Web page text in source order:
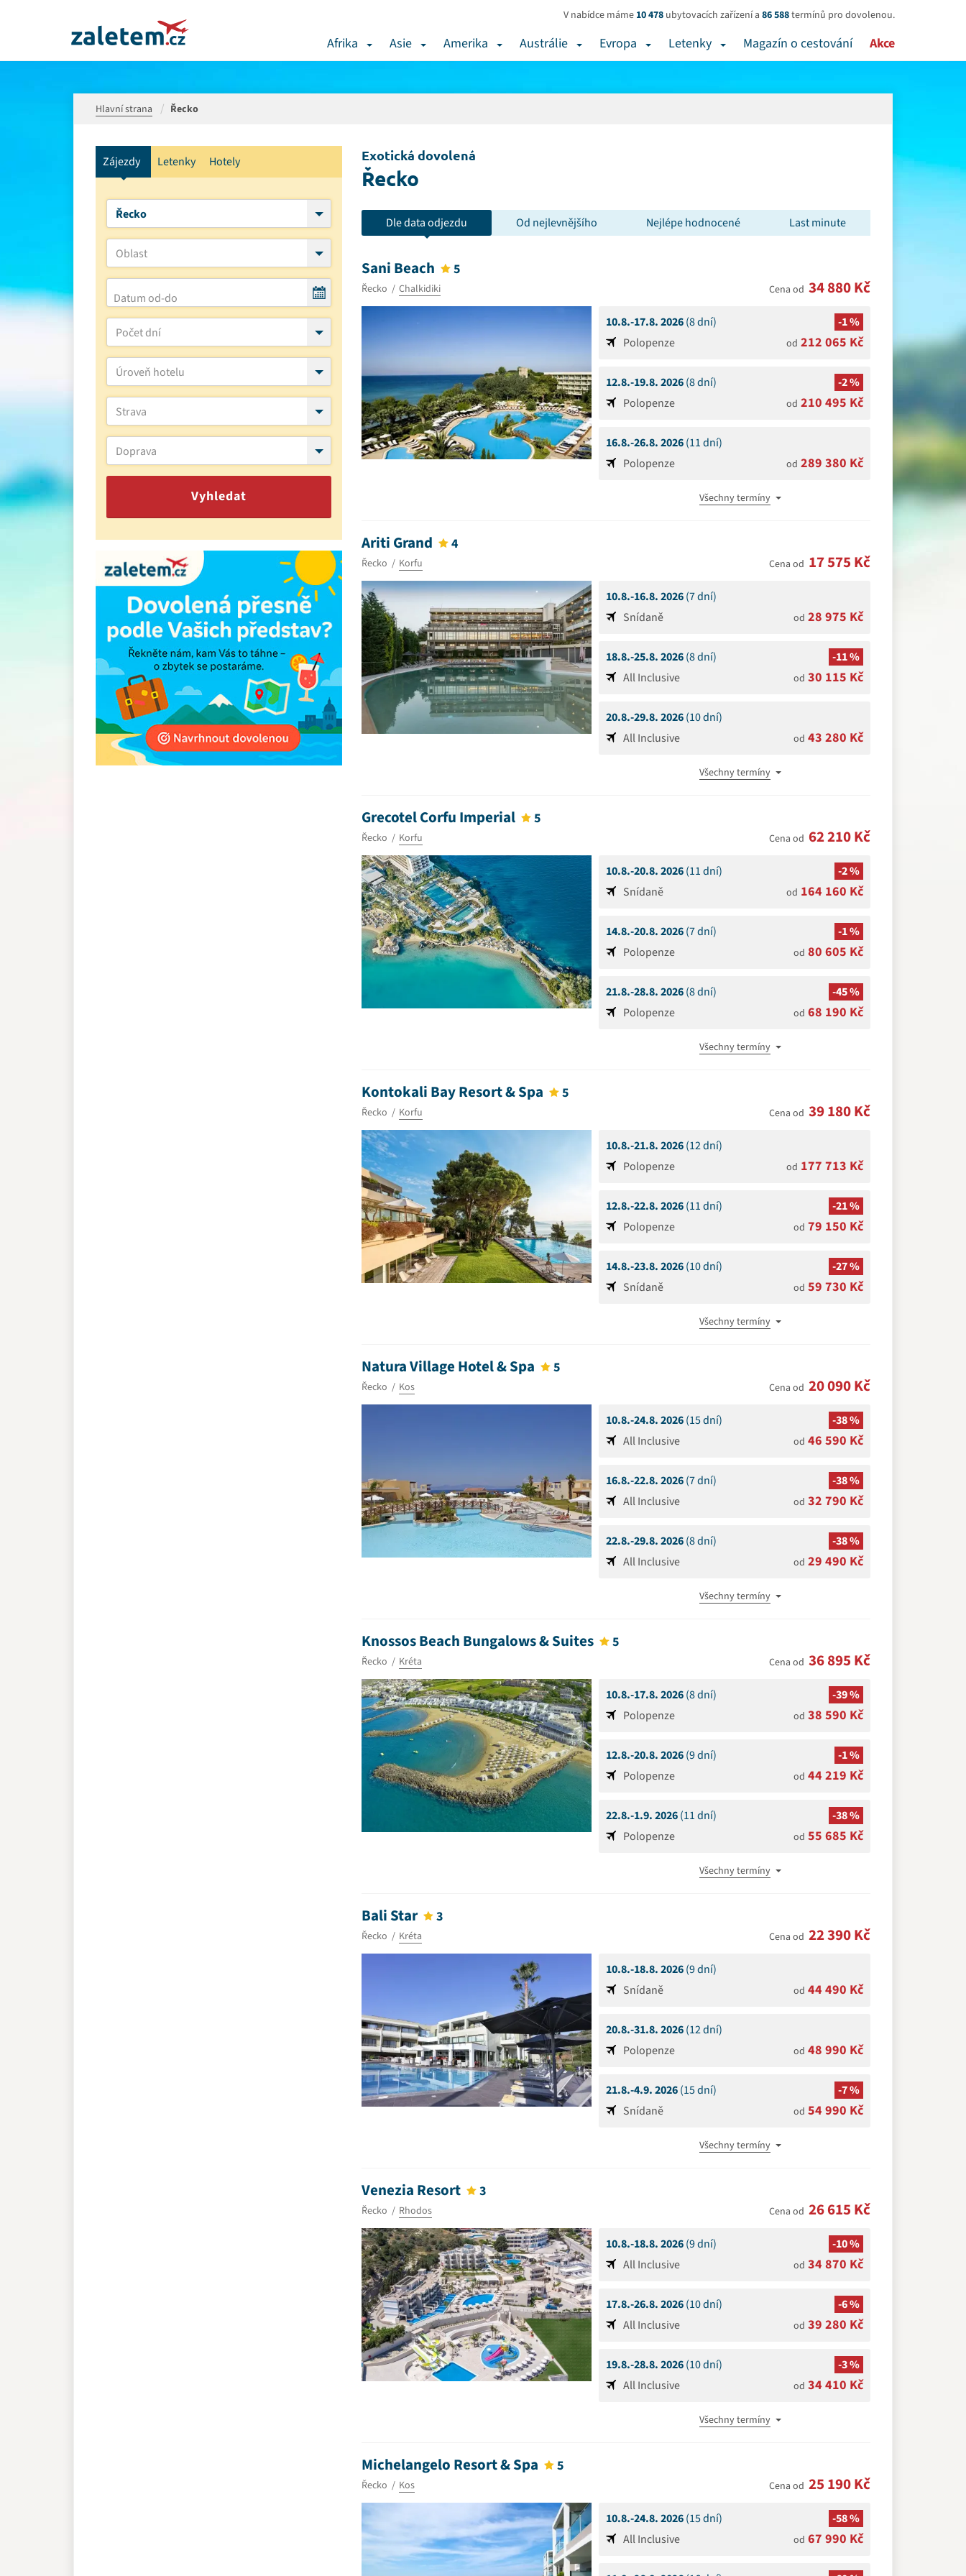
V nabídce máme 10 478 ubytovacích zařízení a 86 588termínů pro dovolenou.
Afrika Asie Amerika Austrálie Evropa Letenky Magazín o cestování Akce
Hlavní strana Řecko
Exotická dovolená
Řecko
Dle data odjezdu Od nejlevnějšího Nejlépe hodnocené Last minute
Sani Beach 5
Řecko Chalkidiki Cena od 34 880 Kč
10.8.-17.8. 2026(8 dní)
-1 %
Polopenze
od 212 065 Kč
12.8.-19.8. 2026(8 dní)
-2 %
Polopenze
od 210 495 Kč
16.8.-26.8. 2026(11 dní)
Polopenze
od 289 380 Kč
Všechny termíny
Ariti Grand 4
Řecko Korfu Cena od 17 575 Kč
10.8.-16.8. 2026(7 dní)
Snídaně
od 28 975 Kč
18.8.-25.8. 2026(8 dní)
-11 %
All Inclusive
od 30 115 Kč
20.8.-29.8. 2026(10 dní)
All Inclusive
od 43 280 Kč
Všechny termíny
Grecotel Corfu Imperial 5
Řecko Korfu Cena od 62 210 Kč
10.8.-20.8. 2026(11 dní)
-2 %
Snídaně
od 164 160 Kč
14.8.-20.8. 2026(7 dní)
-1 %
Polopenze
od 80 605 Kč
21.8.-28.8. 2026(8 dní)
-45 %
Polopenze
od 68 190 Kč
Všechny termíny
Kontokali Bay Resort & Spa 5
Řecko Korfu Cena od 39 180 Kč
10.8.-21.8. 2026(12 dní)
Polopenze
od 177 713 Kč
12.8.-22.8. 2026(11 dní)
-21 %
Polopenze
od 79 150 Kč
14.8.-23.8. 2026(10 dní)
-27 %
Snídaně
od 59 730 Kč
Všechny termíny
Natura Village Hotel & Spa 5
Řecko Kos Cena od 20 090 Kč
10.8.-24.8. 2026(15 dní)
-38 %
All Inclusive
od 46 590 Kč
16.8.-22.8. 2026(7 dní)
-38 %
All Inclusive
od 32 790 Kč
22.8.-29.8. 2026(8 dní)
-38 %
All Inclusive
od 29 490 Kč
Všechny termíny
Knossos Beach Bungalows & Suites 5
Řecko Kréta Cena od 36 895 Kč
10.8.-17.8. 2026(8 dní)
-39 %
Polopenze
od 38 590 Kč
12.8.-20.8. 2026(9 dní)
-1 %
Polopenze
od 44 219 Kč
22.8.-1.9. 2026(11 dní)
-38 %
Polopenze
od 55 685 Kč
Všechny termíny
Bali Star 3
Řecko Kréta Cena od 22 390 Kč
10.8.-18.8. 2026(9 dní)
Snídaně
od 44 490 Kč
20.8.-31.8. 2026(12 dní)
Polopenze
od 48 990 Kč
21.8.-4.9. 2026(15 dní)
-7 %
Snídaně
od 54 990 Kč
Všechny termíny
Venezia Resort 3
Řecko Rhodos Cena od 26 615 Kč
10.8.-18.8. 2026(9 dní)
-10 %
All Inclusive
od 34 870 Kč
17.8.-26.8. 2026(10 dní)
-6 %
All Inclusive
od 39 280 Kč
19.8.-28.8. 2026(10 dní)
-3 %
All Inclusive
od 34 410 Kč
Všechny termíny
Michelangelo Resort & Spa 5
Řecko Kos Cena od 25 190 Kč
10.8.-24.8. 2026(15 dní)
-58 %
All Inclusive
od 67 990 Kč
Zájezdy Letenky Hotely
Řecko
Oblast
Počet dní
Úroveň hotelu
Strava
Doprava
Vyhledat